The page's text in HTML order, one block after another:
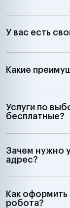
У вас есть
Какие
Услуги по
бесплатные?
Зачем нужно
адрес?
Как оформить
робота?